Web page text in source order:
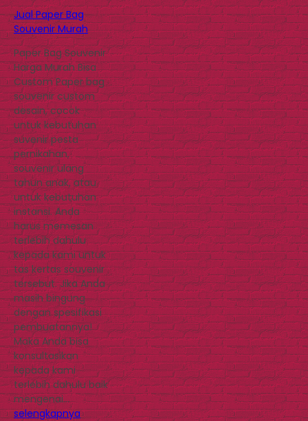
Jual Paper Bag
Souvenir Murah
Paper Bag Souvenir
Harga Murah Bisa
Custom Paper bag
souvenir custom
desain, cocok
untuk kebutuhan
suvenir pesta
pernikahan,
souvenir ulang
tahun anak, atau
untuk kebutuhan
instansi. Anda
harus memesan
terlebih dahulu
kepada kami untuk
tas kertas souvenir
tersebut. Jika Anda
masih bingung
dengan spesifikasi
pembuatannya!
Maka Anda bisa
konsultasikan
kepada kami
terlebih dahulu baik
mengenai…
selengkapnya